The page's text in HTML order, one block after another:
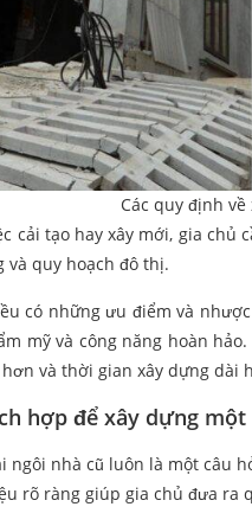
Các quy định
cải tạo hay xây mới, gia
và quy hoạch đô thị.
có những ưu điểm và
mỹ và công năng hoàn
và thời gian xây dựng dài
hợp để xây dựng một
ngôi nhà cũ luôn là một câu
rõ ràng giúp gia chủ đưa